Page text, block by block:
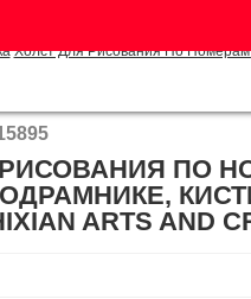
Холст Для Рисования По Номерам
ПО
ARTS AND